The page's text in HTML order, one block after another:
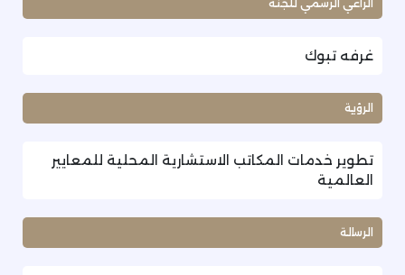
الراعي الرسمي للجنة
غرفه تبوك
الرؤية
تطوير خدمات المكاتب الاستشارية المحلية للمعايير
العالمية
الرسالة